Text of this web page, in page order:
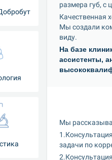
размера губ, с
Качественная
Мы создали
виду.
На базе
ассистенты,
Мы
задачи по